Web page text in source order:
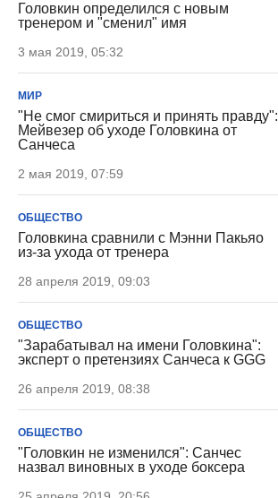
Головкин определился с новым
тренером и "сменил" имя
3 мая 2019, 05:32
МИР
"Не смог смириться и принять правду":
Мейвезер об уходе Головкина от
Санчеса
2 мая 2019, 07:59
ОБЩЕСТВО
Головкина сравнили с Мэнни Пакьяо
из-за ухода от тренера
28 апреля 2019, 09:03
ОБЩЕСТВО
"Зарабатывал на имени Головкина":
эксперт о претензиях Санчеса к GGG
26 апреля 2019, 08:38
ОБЩЕСТВО
"Головкин не изменился": Санчес
назвал виновных в уходе боксера